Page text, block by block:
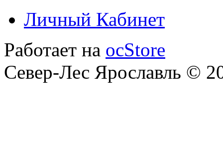
Личный Кабинет
Работает на ocStore
Север-Лес Ярославль ©